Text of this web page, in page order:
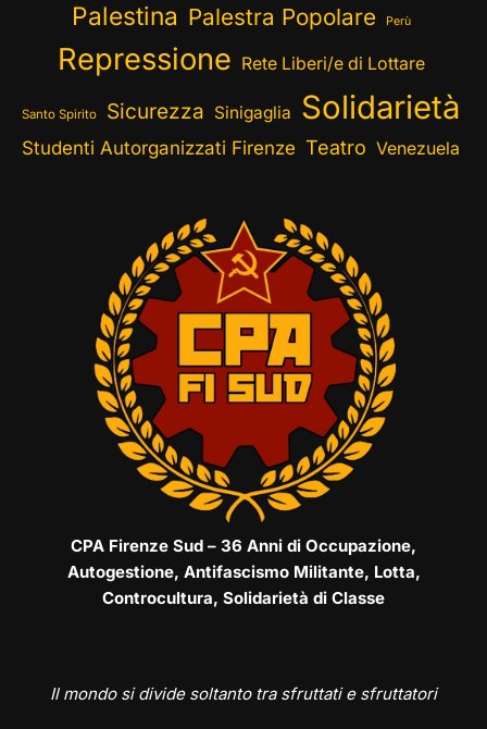
Palestina Palestra Popolare Perù
Repressione Rete Liberi/e di Lottare
Santo Spirito Sicurezza Sinigaglia Solidarietà
Studenti Autorganizzati Firenze Teatro Venezuela
CPA Firenze Sud – 36 Anni di Occupazione,
Autogestione, Antifascismo Militante, Lotta,
Controcultura, Solidarietà di Classe
Il mondo si divide soltanto tra sfruttati e sfruttatori